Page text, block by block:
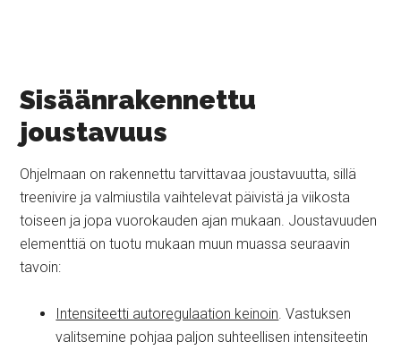
Sisäänrakennettu
joustavuus
Ohjelmaan on rakennettu tarvittavaa joustavuutta, sillä
treenivire ja valmiustila vaihtelevat päivistä ja viikosta
toiseen ja jopa vuorokauden ajan mukaan. Joustavuuden
elementtiä on tuotu mukaan muun muassa seuraavin
tavoin:
Intensiteetti autoregulaation keinoin . Vastuksen
valitsemine pohjaa paljon suhteellisen intensiteetin